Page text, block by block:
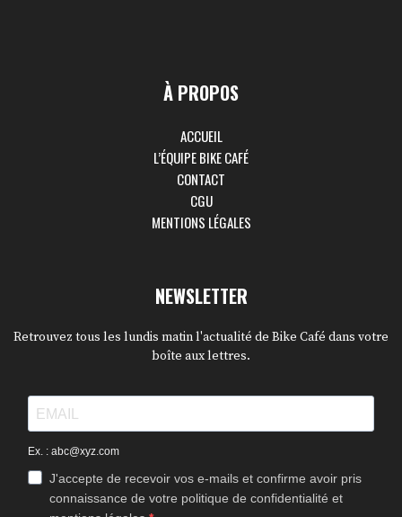
À PROPOS
ACCUEIL
L’ÉQUIPE BIKE CAFÉ
CONTACT
CGU
MENTIONS LÉGALES
NEWSLETTER
Retrouvez tous les lundis matin l'actualité de Bike Café dans votre
boîte aux lettres.
Ex. : abc@xyz.com
J'accepte de recevoir vos e-mails et confirme avoir pris
connaissance de votre politique de confidentialité et